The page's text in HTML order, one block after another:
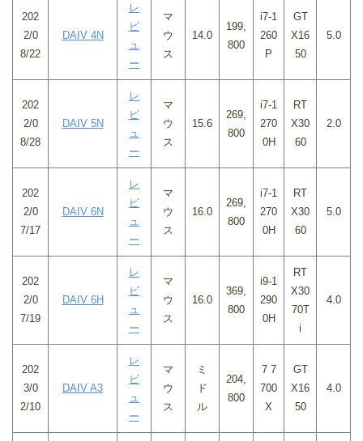
202
2/0
8/22
DAIV 4N
レ
ビ
ュ
ー
マ
ウ
ス
14.0
199,
800
i7-1
260
P
GT
X16
50
5.0
202
2/0
8/28
DAIV 5N
レ
ビ
ュ
ー
マ
ウ
ス
15.6
269,
800
i7-1
270
0H
RT
X30
60
2.0
202
2/0
7/17
DAIV 6N
レ
ビ
ュ
ー
マ
ウ
ス
16.0
269,
800
i7-1
270
0H
RT
X30
60
5.0
202
2/0
7/19
DAIV 6H
レ
ビ
ュ
ー
マ
ウ
ス
16.0
369,
800
i9-1
290
0H
RT
X30
70T
i
4.0
202
3/0
2/10
DAIV A3
レ
ビ
ュ
ー
マ
ウ
ス
ミ
ド
ル
204,
800
7 7
700
X
GT
X16
50
4.0